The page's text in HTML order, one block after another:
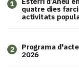
1
quatre dies
activitats
2
Programa
2026